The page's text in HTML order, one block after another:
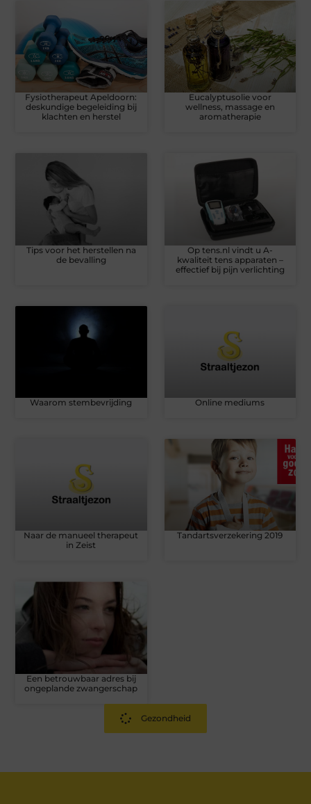
Fysiotherapeut Apeldoorn:
deskundige begeleiding bij
klachten en herstel
Eucalyptusolie voor
wellness, massage en
aromatherapie
Tips voor het herstellen na
de bevalling
Op tens.nl vindt u A-
kwaliteit tens apparaten –
effectief bij pijn verlichting
Waarom stembevrijding Online mediums
Naar de manueel therapeut
in Zeist
Tandartsverzekering 2019
Een betrouwbaar adres bij
ongeplande zwangerschap
Gezondheid